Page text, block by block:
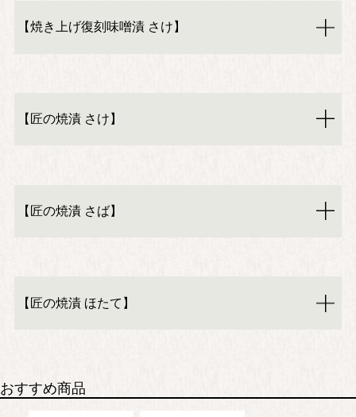
【焼き上げ復刻味噌漬 さけ】
【匠の焼漬 さけ】
【匠の焼漬 さば】
【匠の焼漬 ほたて】
おすすめ商品